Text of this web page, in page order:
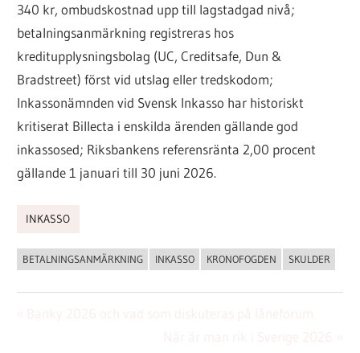
340 kr, ombudskostnad upp till lagstadgad nivå;
betalningsanmärkning registreras hos
kreditupplysningsbolag (UC, Creditsafe, Dun &
Bradstreet) först vid utslag eller tredskodom;
Inkassonämnden vid Svensk Inkasso har historiskt
kritiserat Billecta i enskilda ärenden gällande god
inkassosed; Riksbankens referensränta 2,00 procent
gällande 1 januari till 30 juni 2026.
INKASSO
BETALNINGSANMÄRKNING INKASSO KRONOFOGDEN SKULDER